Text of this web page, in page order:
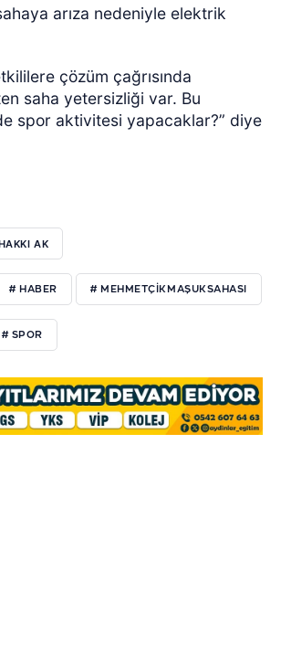
arıza nedeniyle elektrik
çözüm çağrısında
saha yetersizliği var. Bu
spor aktivitesi yapacaklar?” diye
AK
# HABER # MEHMETÇIKMAŞUKSAHASI
# SPOR